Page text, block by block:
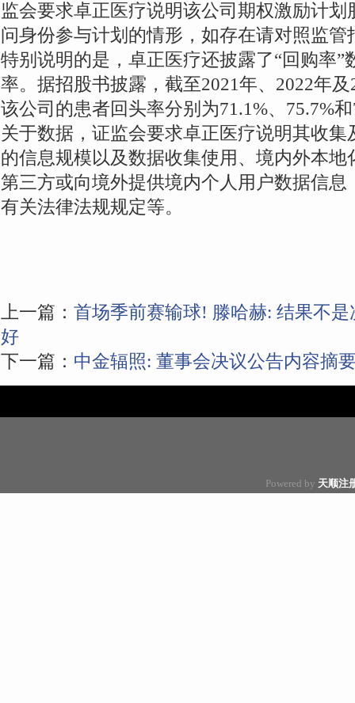
监会要求卓正医疗说明该公司期权激励计
问身份参与计划的情形，如存在请对照监管
特别说明的是，卓正医疗还披露了“回购率”
率。据招股书披露，截至2021年、2022年
该公司的患者回头率分别为71.1%、75.7%
关于数据，证监会要求卓正医疗说明其收
的信息规模以及数据收集使用、境内外本
第三方或向境外提供境内个人用户数据信
有关法律法规规定等。
上一篇： 首场季前赛输球! 滕哈赫: 结果不
好
下一篇： 中金辐照: 董事会决议公告内容摘
Powered by 天顺注